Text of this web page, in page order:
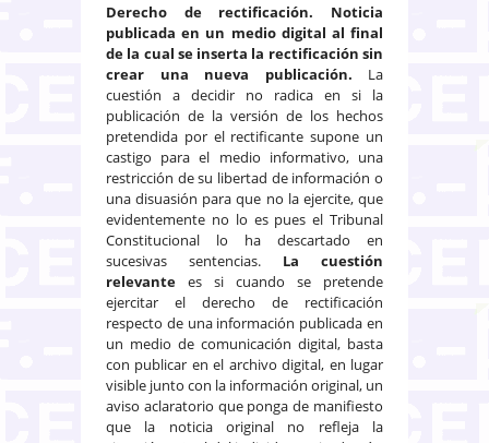
Derecho de rectificación. Noticia
publicada en un medio digital al final
de la cual se inserta la rectificación sin
crear una nueva publicación. La
cuestión a decidir no radica en si la
publicación de la versión de los hechos
pretendida por el rectificante supone un
castigo para el medio informativo, una
restricción de su libertad de información o
una disuasión para que no la ejercite, que
evidentemente no lo es pues el Tribunal
Constitucional lo ha descartado en
sucesivas sentencias. La cuestión
relevante es si cuando se pretende
ejercitar el derecho de rectificación
respecto de una información publicada en
un medio de comunicación digital, basta
con publicar en el archivo digital, en lugar
visible junto con la información original, un
aviso aclaratorio que ponga de manifiesto
que la noticia original no refleja la